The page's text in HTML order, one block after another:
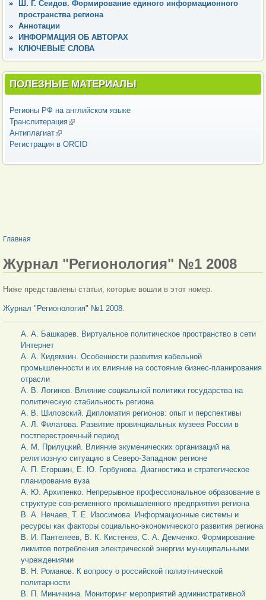
Ш. Г. Сеидов. Формирование единого информационного
пространства региона
Аннотации
ИНФОРМАЦИЯ ОБ АВТОРАХ
КЛЮЧЕВЫЕ СЛОВА
ПОЛЕЗНЫЕ МАТЕРИАЛЫ
Регионы РФ на английском языке
Транслитерация(внешняя ссылка)
Антиплагиат(внешняя ссылка)
Регистрация в ORCID
ВЫ ЗДЕСЬ
Главная
Журнал "Регионология" №1 2008
Ниже представлены статьи, которые вошли в этот номер.
Журнал "Регионология" №1 2008.
А. А. Башкарев. Виртуальное политическое пространство в сети
Интернет
А. А. Кидямкин. Особенности развития кабельной
промышленности и их влияние на состояние бизнес-планирования
отрасли
А. В. Логинов. Влияние социальной политики государства на
политическую стабильность региона
А. В. Шиловский. Дипломатия регионов: опыт и перспективы
А. Л. Филатова. Развитие провинциальных музеев России в
постперестроечный период
А. М. Прилуцкий. Влияние экуменических организаций на
религиозную ситуацию в Северо-Западном регионе
А. П. Егоршин, Е. Ю. Горбунова. Диагностика и стратегическое
планирование вуза
А. Ю. Архипенко. Непрерывное профессиональное образование в
структуре сов-ременного промышленного предприятия региона
В. А. Нечаев, Т. Е. Изосимова. Информационные системы и
ресурсы как факторы социально-экономического развития региона
В. И. Пантелеев, В. К. Кистенев, С. А. Демченко. Формирование
лимитов потребления электрической энергии муниципальными
учреждениями
В. Н. Романов. К вопросу о российской полиэтнической
политарности
В. П. Миничкина. Мониторинг мероприятий административной